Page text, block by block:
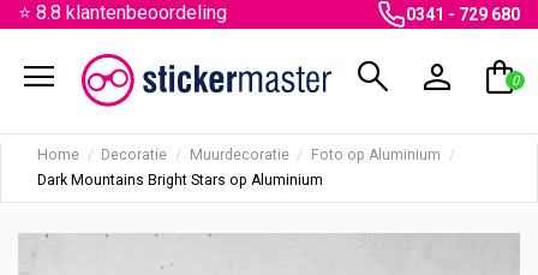
⭐ 8.8 klantenbeoordeling 0341 - 729 680
menu search person shopping_bag
0
Home Decoratie Muurdecoratie
Foto op Aluminium
Dark Mountains Bright Stars op Aluminium